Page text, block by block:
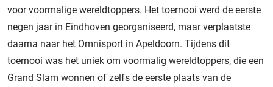
voor voormalige wereldtoppers. Het toernooi werd de eerste
negen jaar in Eindhoven georganiseerd, maar verplaatste
daarna naar het Omnisport in Apeldoorn. Tijdens dit
toernooi was het uniek om voormalig wereldtoppers, die een
Grand Slam wonnen of zelfs de eerste plaats van de